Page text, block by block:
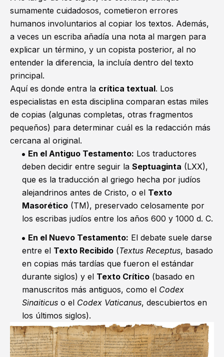
sumamente cuidadosos, cometieron errores
humanos involuntarios al copiar los textos. Además,
a veces un escriba añadía una nota al margen para
explicar un término, y un copista posterior, al no
entender la diferencia, la incluía dentro del texto
principal.
Aquí es donde entra la crítica textual. Los
especialistas en esta disciplina comparan estas miles
de copias (algunas completas, otras fragmentos
pequeños) para determinar cuál es la redacción más
cercana al original.
En el Antiguo Testamento: Los traductores
deben decidir entre seguir la Septuaginta (LXX),
que es la traducción al griego hecha por judíos
alejandrinos antes de Cristo, o el Texto
Masorético (TM), preservado celosamente por
los escribas judíos entre los años 600 y 1000 d. C.
En el Nuevo Testamento: El debate suele darse
entre el Texto Recibido (Textus Receptus, basado
en copias más tardías que fueron el estándar
durante siglos) y el Texto Crítico (basado en
manuscritos más antiguos, como el Codex
Sinaiticus o el Codex Vaticanus, descubiertos en
los últimos siglos).